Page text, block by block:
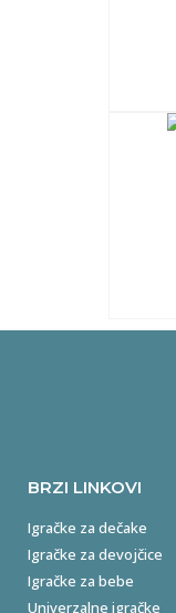
BRZI LINKOVI
Igračke za dečake
Igračke za devojčice
Igračke za bebe
Univerzalne igračke